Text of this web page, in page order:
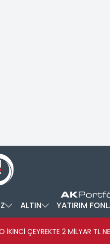
ALTIN YATIRIM
İKİNCİ ÇEYREKTE 2 MİLYAR TL